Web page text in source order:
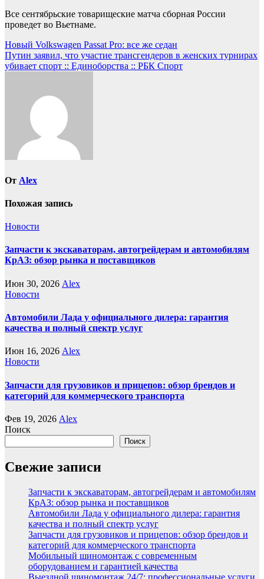
Все сентябрьские товарищеские матча сборная России
проведет во Вьетнаме.
Навигация
по
Новый Volkswagen Passat Pro: все же седан
Путин заявил, что участие трансгендеров в женских турнирах
убивает спорт :: Единоборства :: РБК Спорт
От Alex
Похожая запись
Новости
Запчасти к экскаваторам, автогрейдерам и автомобилям
КрАЗ: обзор рынка и поставщиков
Июн 30, 2026 Alex
Новости
Автомобили Лада у официального дилера: гарантия
качества и полный спектр услуг
Июн 16, 2026 Alex
Новости
Запчасти для грузовиков и прицепов: обзор брендов и
категорий для коммерческого транспорта
Фев 19, 2026 Alex
Поиск
Поиск
Свежие записи
Запчасти к экскаваторам, автогрейдерам и автомобилям
КрАЗ: обзор рынка и поставщиков
Автомобили Лада у официального дилера: гарантия
качества и полный спектр услуг
Запчасти для грузовиков и прицепов: обзор брендов и
категорий для коммерческого транспорта
Мобильный шиномонтаж с современным
оборудованием и гарантией качества
Выездной шиномонтаж 24/7: профессиональные услуги